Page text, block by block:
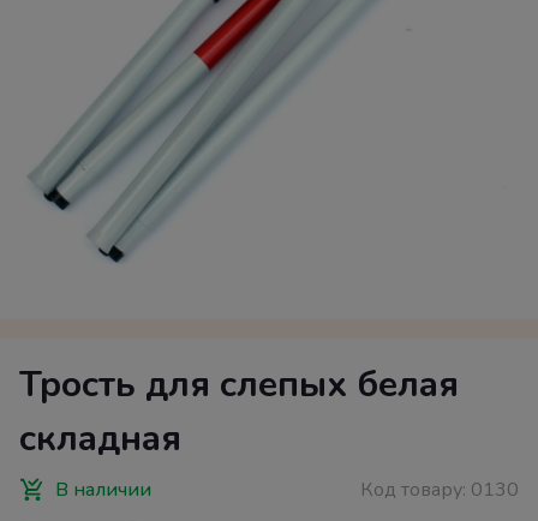
Трость для слепых белая
складная
В наличии Код товару: 0130